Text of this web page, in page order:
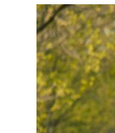
Skip
to
the
end
of
the
images
gallery